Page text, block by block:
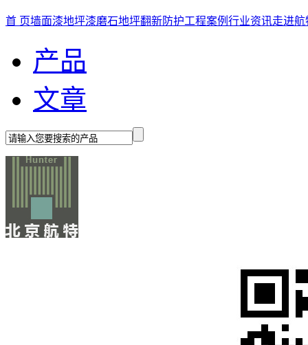
首 页墙面漆地坪漆磨石地坪翻新防护工程案例 行业资讯走进航
产品
文章